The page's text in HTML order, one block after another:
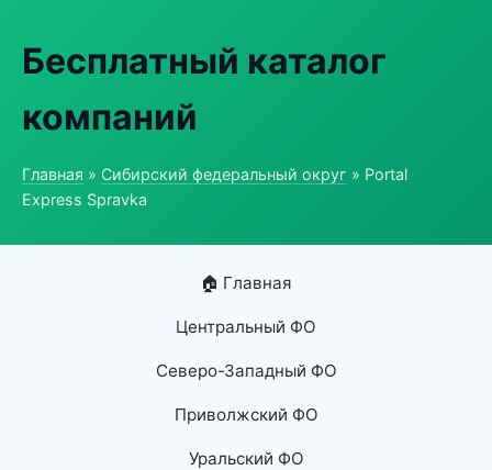
Бесплатный каталог
компаний
Главная » Сибирский федеральный округ » Portal
Express Spravka
🏠 Главная
Центральный ФО
Северо-Западный ФО
Приволжский ФО
Уральский ФО